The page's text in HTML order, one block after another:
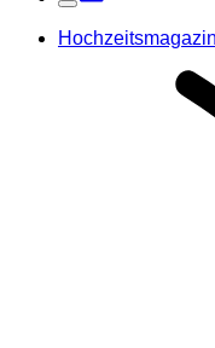
Hochzeitsmagazin